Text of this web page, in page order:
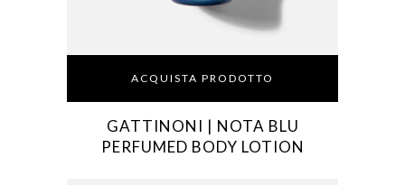
ACQUISTA PRODOTTO
GATTINONI | NOTA BLU
PERFUMED BODY LOTION